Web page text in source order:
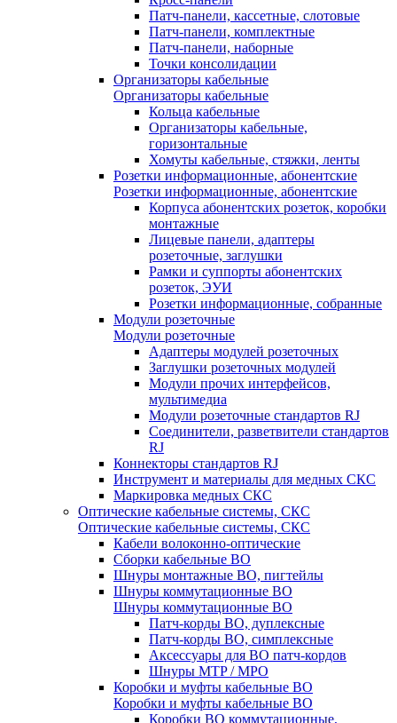
Патч-панели, кассетные, слотовые
Патч-панели, комплектные
Патч-панели, наборные
Точки консолидации
Организаторы кабельные
Организаторы кабельные
Кольца кабельные
Организаторы кабельные,
горизонтальные
Хомуты кабельные, стяжки, ленты
Розетки информационные, абонентские
Розетки информационные, абонентские
Корпуса абонентских розеток, коробки
монтажные
Лицевые панели, адаптеры
розеточные, заглушки
Рамки и суппорты абонентских
розеток, ЭУИ
Розетки информационные, собранные
Модули розеточные
Модули розеточные
Адаптеры модулей розеточных
Заглушки розеточных модулей
Модули прочих интерфейсов,
мультимедиа
Модули розеточные стандартов RJ
Соединители, разветвители стандартов
RJ
Коннекторы стандартов RJ
Инструмент и материалы для медных СКС
Маркировка медных СКС
Оптические кабельные системы, СКС
Оптические кабельные системы, СКС
Кабели волоконно-оптические
Сборки кабельные ВО
Шнуры монтажные ВО, пигтейлы
Шнуры коммутационные ВО
Шнуры коммутационные ВО
Патч-корды ВО, дуплексные
Патч-корды ВО, симплексные
Аксессуары для ВО патч-кордов
Шнуры MTP / MPO
Коробки и муфты кабельные ВО
Коробки и муфты кабельные ВО
Коробки ВО коммутационные,